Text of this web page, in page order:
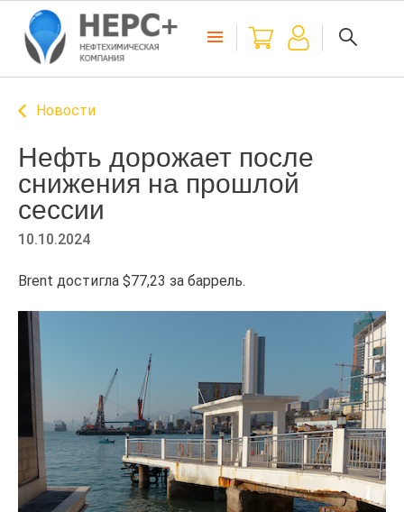
Новости
Нефть дорожает после
снижения на прошлой
сессии
10.10.2024
Brent достигла $77,23 за баррель.